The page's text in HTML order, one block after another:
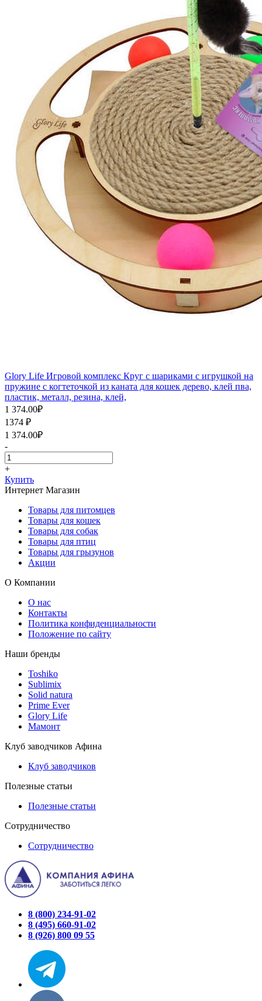
Glory Life Игровой комплекс Круг с шариками c игрушкой на
пружине c когтеточкой из каната для кошек дерево, клей пва,
пластик, металл, резина, клей,
1 374.00₽
1374 ₽
1 374.00₽
-
+
Купить
Интернет Магазин
Товары для питомцев
Товары для кошек
Товары для собак
Товары для птиц
Товары для грызунов
Акции
О Компании
О нас
Контакты
Политика конфиденциальности
Положение по сайту
Наши бренды
Toshiko
Sublimix
Solid natura
Prime Ever
Glory Life
Мамонт
Клуб заводчиков Афина
Клуб заводчиков
Полезные статьи
Полезные статьи
Сотрудничество
Сотрудничество
8 (800) 234-91-02
8 (495) 660-91-02
8 (926) 800 09 55